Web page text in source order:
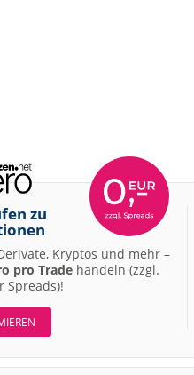
zu
Kryptos und mehr –
pro Trade handeln (zzgl.
Spreads)!